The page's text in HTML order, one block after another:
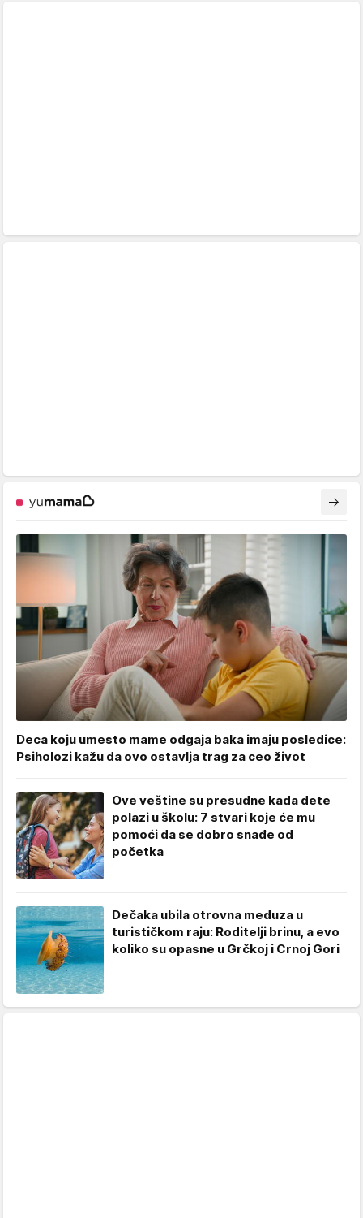
Deca koju umesto mame odgaja baka imaju posledice:
Psiholozi kažu da ovo ostavlja trag za ceo život
Ove veštine su presudne kada dete
polazi u školu: 7 stvari koje će mu
pomoći da se dobro snađe od
početka
Dečaka ubila otrovna meduza u
turističkom raju: Roditelji brinu, a evo
koliko su opasne u Grčkoj i Crnoj Gori